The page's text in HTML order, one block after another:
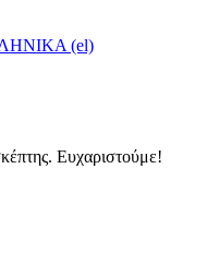
(el)
Ευχαριστούμε!